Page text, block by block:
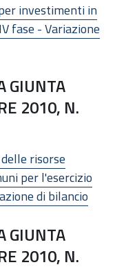
investimenti in
fase - Variazione
GIUNTA
2010, N.
risorse
per l'esercizio
di bilancio
GIUNTA
2010, N.